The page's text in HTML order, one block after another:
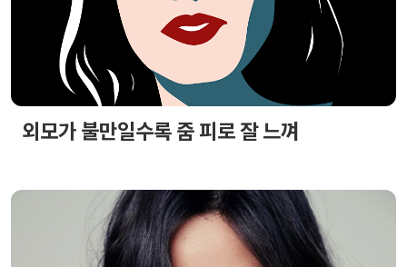
외모가 불만일수록 줌 피로 잘 느껴